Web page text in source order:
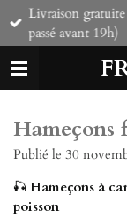
Passer
principal
Livraison
passé avant 19h)
Hameçons
Publié le 30
🎣 Hameçons à
poisson